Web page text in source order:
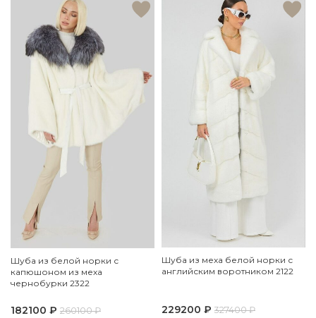
Шуба из белой норки с
капюшоном из меха
чернобурки 2322
182100 ₽ 260100₽
Шуба из меха белой норки с
английским воротником 2122
229200 ₽ 327400₽